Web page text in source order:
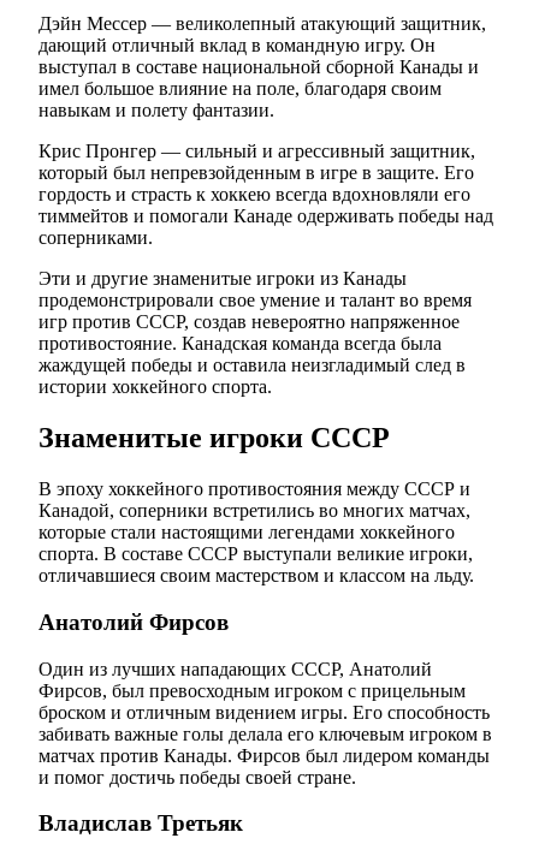
Дэйн Мессер — великолепный атакующий защитник,
дающий отличный вклад в командную игру. Он
выступал в составе национальной сборной Канады и
имел большое влияние на поле, благодаря своим
навыкам и полету фантазии.
Крис Пронгер — сильный и агрессивный защитник,
который был непревзойденным в игре в защите. Его
гордость и страсть к хоккею всегда вдохновляли его
тиммейтов и помогали Канаде одерживать победы над
соперниками.
Эти и другие знаменитые игроки из Канады
продемонстрировали свое умение и талант во время
игр против СССР, создав невероятно напряженное
противостояние. Канадская команда всегда была
жаждущей победы и оставила неизгладимый след в
истории хоккейного спорта.
Знаменитые игроки СССР
В эпоху хоккейного противостояния между СССР и
Канадой, соперники встретились во многих матчах,
которые стали настоящими легендами хоккейного
спорта. В составе СССР выступали великие игроки,
отличавшиеся своим мастерством и классом на льду.
Анатолий Фирсов
Один из лучших нападающих СССР, Анатолий
Фирсов, был превосходным игроком с прицельным
броском и отличным видением игры. Его способность
забивать важные голы делала его ключевым игроком в
матчах против Канады. Фирсов был лидером команды
и помог достичь победы своей стране.
Владислав Третьяк